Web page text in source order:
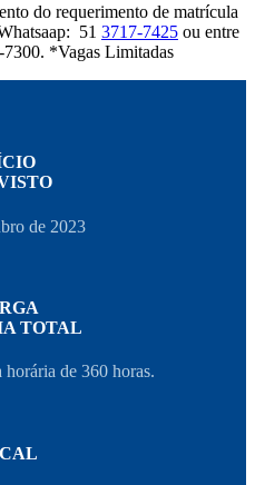
do requerimento de matrícula
51 3717-7425 ou entre
*Vagas Limitadas
de 2023
TOTAL
horária de 360 horas.